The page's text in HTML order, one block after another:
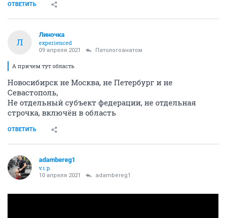
ОТВЕТИТЬ
Л
Линочка
experienced
09 апреля 2021 Патологоанатом
А причем тут область
Новосибирск не Москва, не Петербург и не
Севастополь,
Не отдельный субъект федерации, не отдельная
строчка, включён в область
ОТВЕТИТЬ
adambereg1
v.i.p.
10 апреля 2021 adambereg1